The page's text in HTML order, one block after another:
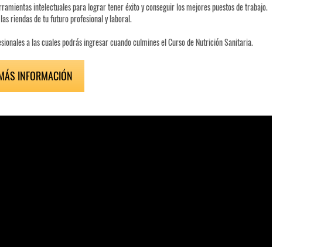
intelectuales para lograr tener éxito y conseguir los mejores puestos de trabajo.
riendas de tu futuro profesional y laboral.
a las cuales podrás ingresar cuando culmines el Curso de Nutrición Sanitaria.
INFORMACIÓN